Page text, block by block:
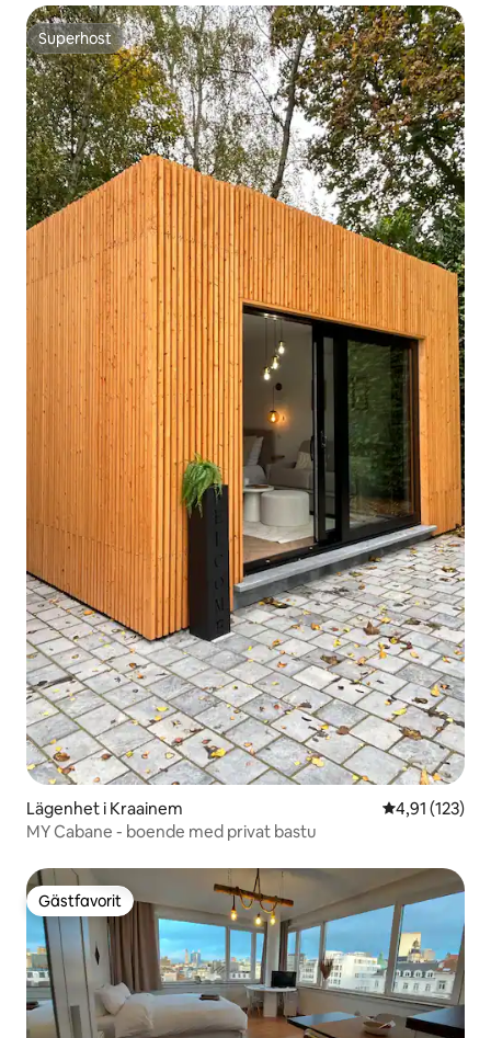
Superhost
Superhost
Lägenhet i Kraainem 4,91 av 5 i
4,91 (123)
MY Cabane - boende med privat bastu
Gästfavorit
Gästfavorit